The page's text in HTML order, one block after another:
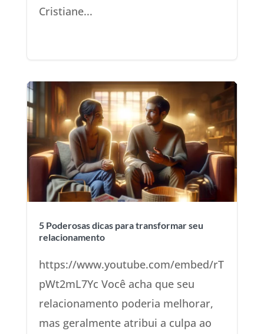
Cristiane...
5 Poderosas dicas para transformar seu
relacionamento
https://www.youtube.com/embed/rT
pWt2mL7Yc Você acha que seu
relacionamento poderia melhorar,
mas geralmente atribui a culpa ao